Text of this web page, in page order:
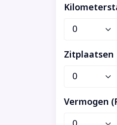
Zitplaatsen
Vermogen